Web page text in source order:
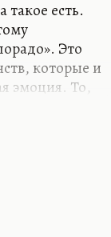
есть.
Это
которые и
эмоция. То,
далее.
и